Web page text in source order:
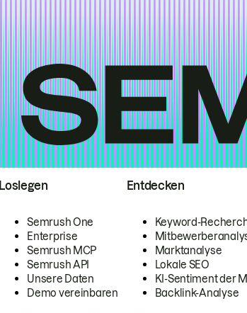
Loslegen
Semrush One
Enterprise
Semrush MCP
Semrush API
Unsere Daten
Demo vereinbaren
Entdecken
Keyword-
Marktanalyse
Lokale SEO
KI-Sentiment der
Backlink-Analyse